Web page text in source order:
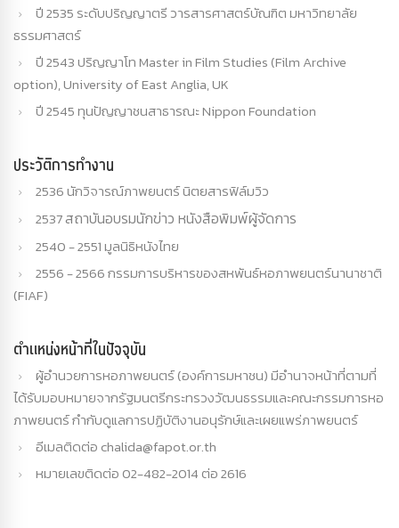
ปี 2535 ระดับปริญญาตรี วารสารศาสตร์บัณฑิต มหาวิทยาลัย
ธรรมศาสตร์
ปี 2543 ปริญญาโท Master in Film Studies (Film Archive
option), University of East Anglia, UK
ปี 2545 ทุนปัญญาชนสาธารณะ Nippon Foundation
ประวัติการทำงาน
2536 นักวิจารณ์ภาพยนตร์​ นิตยสารฟิล์มวิว
2537สถาบันอบรมนักข่าว หนังสือพิมพ์ผู้จัดการ
2540 - 2551 มูลนิธิหนังไทย
2556 - 2566 กรรมการบริหารของสหพันธ์หอภาพยนตร์นานาชาติ
(FIAF)
ตำแหน่งหน้าที่ในปัจจุบัน
ผู้อำนวยการหอภาพยนตร์ (องค์การมหาชน) มีอำนาจหน้าที่ตามที่
ได้รับมอบหมายจากรัฐมนตรีกระทรวงวัฒนธรรมและคณะกรรมการหอ
ภาพยนตร์ กำกับดูแลการปฏิบัติงานอนุรักษ์และเผยแพร่ภาพยนตร์
อีเมลติดต่อ chalida@fapot.or.th
หมายเลขติดต่อ 02-482-2014 ต่อ 2616